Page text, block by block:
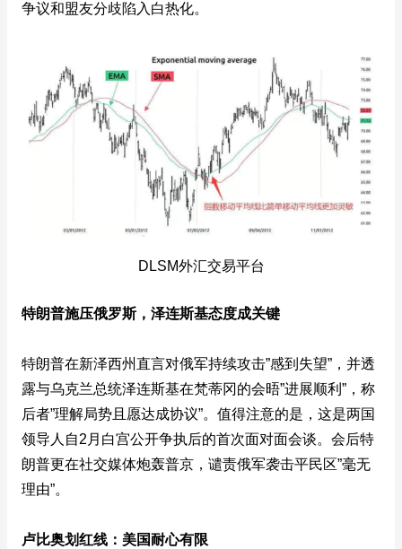
争议和盟友分歧陷入白热化。
DLSM外汇交易平台
特朗普施压俄罗斯，泽连斯基态度成关键
特朗普在新泽西州直言对俄军持续攻击”感到失望”，并透
露与乌克兰总统泽连斯基在梵蒂冈的会晤”进展顺利”，称
后者”理解局势且愿达成协议”。值得注意的是，这是两国
领导人自2月白宫公开争执后的首次面对面会谈。会后特
朗普更在社交媒体炮轰普京，谴责俄军袭击平民区”毫无
理由”。
卢比奥划红线：美国耐心有限